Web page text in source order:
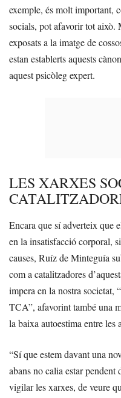
exemple, és molt important,
socials, pot afavorir tot això.
exposats a la imatge de
estan establerts aquests
aquest psicòleg expert.
LES XARXES
Encara que sí adverteix que
en la insatisfacció corporal,
causes, Ruíz de Minteguía
com a catalitzadores
impera en la nostra societat,
TCA”, afavorint també una
la baixa autoestima entre les
“Sí que estem davant una
abans no calia estar
vigilar les xarxes, de veure